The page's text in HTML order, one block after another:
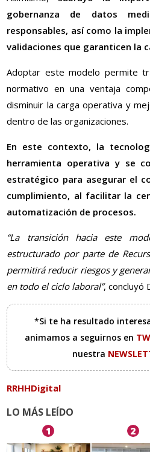
gobernanza de datos
responsables, así como la
validaciones que garanticen la
Adoptar este modelo permite
normativo en una ventaja
disminuir la carga operativa y
dentro de las organizaciones.
En este contexto, la
herramienta operativa y se
estratégico para asegurar el
cumplimiento, al facilitar la
automatización de procesos.
“La transición hacia este
estructurado por parte de
permitirá reducir riesgos y
en todo el ciclo laboral”, concluyó
*Si te ha resultado
animamos a seguirnos en
nuestra
RRHHDigital
LO MÁS LEÍDO
1 2